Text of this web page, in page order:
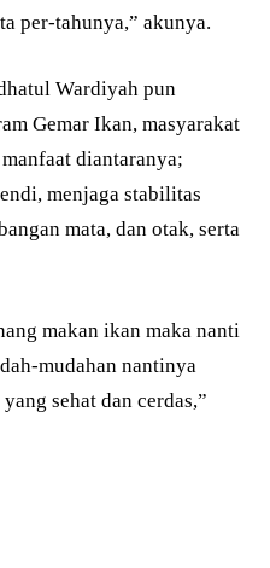
per-tahunya,” akunya.
Wardiyah pun
Gemar Ikan, masyarakat
diantaranya;
menjaga stabilitas
mata, dan otak, serta
makan ikan maka nanti
mudahan nantinya
sehat dan cerdas,”